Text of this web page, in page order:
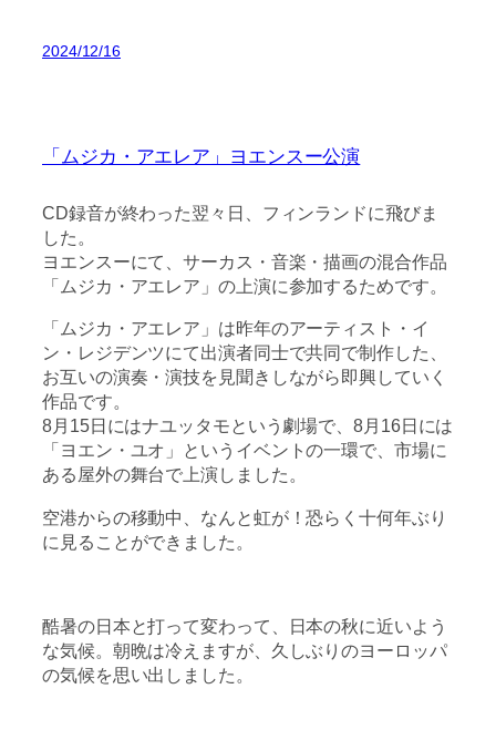
2024/12/16
「ムジカ・アエレア」ヨエンスー公演
CD録音が終わった翌々日、フィンランドに飛びま
した。
ヨエンスーにて、サーカス・音楽・描画の混合作品
「ムジカ・アエレア」の上演に参加するためです。
「ムジカ・アエレア」は昨年のアーティスト・イ
ン・レジデンツにて出演者同士で共同で制作した、
お互いの演奏・演技を見聞きしながら即興していく
作品です。
8月15日にはナユッタモという劇場で、8月16日には
「ヨエン・ユオ」というイベントの一環で、市場に
ある屋外の舞台で上演しました。
空港からの移動中、なんと虹が！恐らく十何年ぶり
に見ることができました。
酷暑の日本と打って変わって、日本の秋に近いよう
な気候。朝晩は冷えますが、久しぶりのヨーロッパ
の気候を思い出しました。